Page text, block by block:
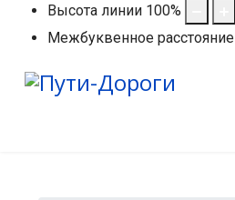
Высота линии 100%
Межбуквенное расстояние